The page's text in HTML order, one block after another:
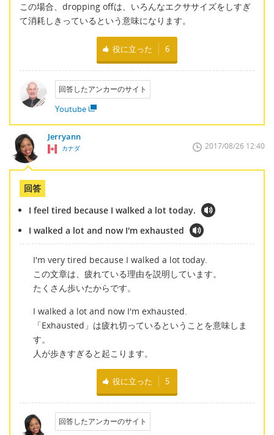
この場合、dropping offは、いろんなエクササイズをしすぎ
て消耗しきっているという意味になります。
役に立った 6
回答したアンカーのサイト
Youtube
Jerryann
カナダ 2017/08/26 12:40
回答
I feel tired because I walked a lot today.
I walked a lot and now I'm exhausted
I'm very tired because I walked a lot today.
この文章は、疲れている理由を説明しています。
たくさん歩いたからです。
I walked a lot and now I'm exhausted.
「Exhausted」は疲れ切っているということを意味しま
す。
人が歩きすぎると起こります。
役に立った 5
回答したアンカーのサイト